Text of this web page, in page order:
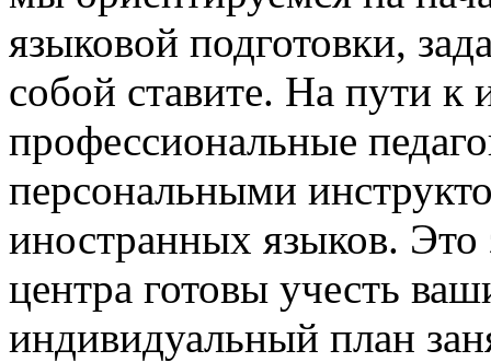
языковой подготовки,
собой ставите. На пути
профессиональные
персональными
иностранных языков. Это
центра готовы учесть
индивидуальный план